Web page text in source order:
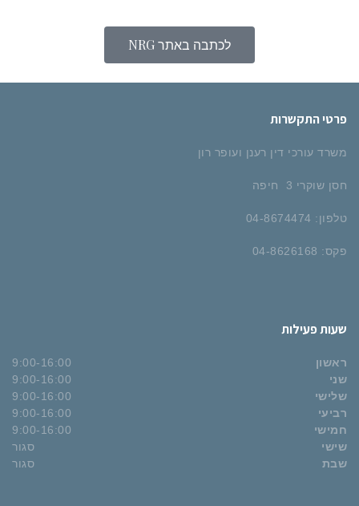
לכתבה באתר NRG
פרטי התקשרות
משרד עורכי דין רענן ועופר רון
חסן שוקרי 3 חיפה
טלפון: 04-8674474
פקס: 04-8626168
שעות פעילות
ראשון
9:00-16:00
שני
9:00-16:00
שלישי
9:00-16:00
רביעי
9:00-16:00
חמישי
9:00-16:00
שישי
סגור
שבת
סגור